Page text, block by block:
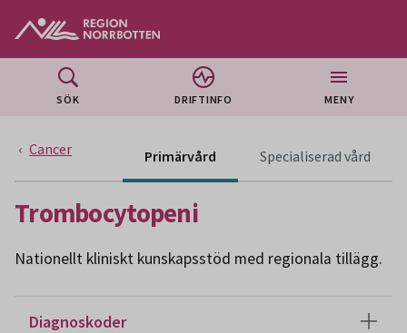
SÖK DRIFTINFO MENY
Cancer Primärvård Specialiserad vård
Trombocytopeni
Nationellt kliniskt kunskapsstöd med regionala tillägg.
Diagnoskoder